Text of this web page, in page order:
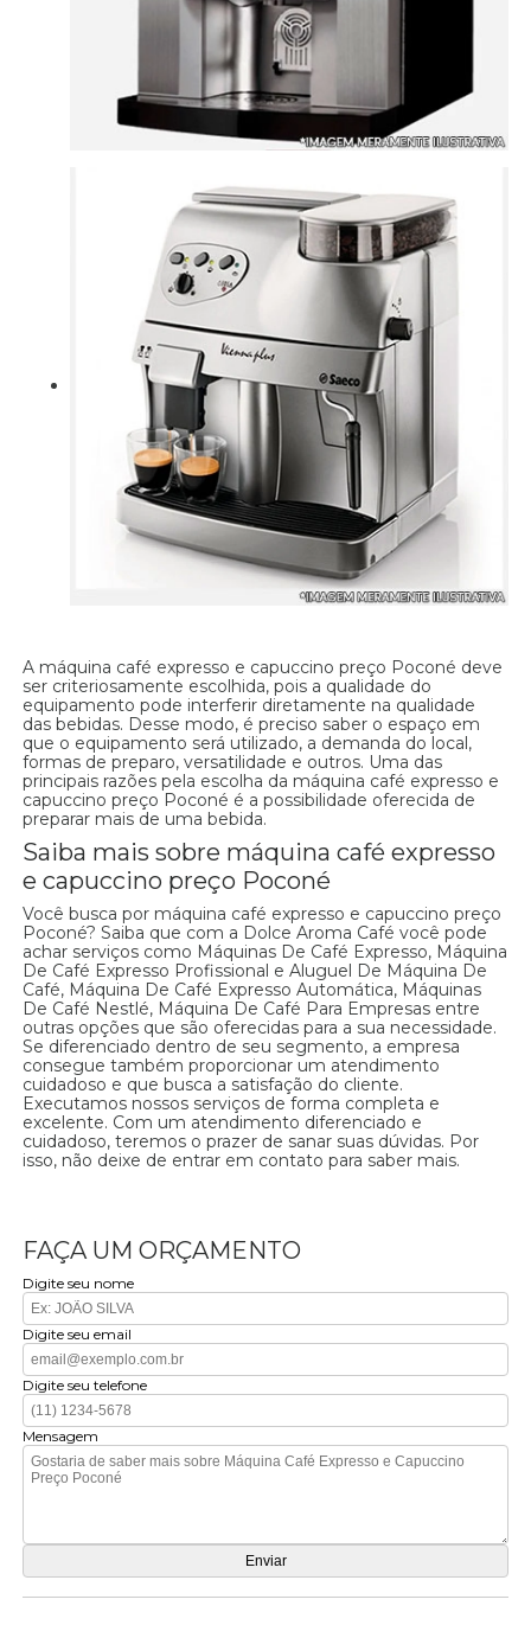
A máquina café expresso e capuccino preço Poconé deve
ser criteriosamente escolhida, pois a qualidade do
equipamento pode interferir diretamente na qualidade
das bebidas. Desse modo, é preciso saber o espaço em
que o equipamento será utilizado, a demanda do local,
formas de preparo, versatilidade e outros. Uma das
principais razões pela escolha da máquina café expresso e
capuccino preço Poconé é a possibilidade oferecida de
preparar mais de uma bebida.
Saiba mais sobre máquina café expresso
e capuccino preço Poconé
Você busca por máquina café expresso e capuccino preço
Poconé? Saiba que com a Dolce Aroma Café você pode
achar serviços como Máquinas De Café Expresso, Máquina
De Café Expresso Profissional e Aluguel De Máquina De
Café, Máquina De Café Expresso Automática, Máquinas
De Café Nestlé, Máquina De Café Para Empresas entre
outras opções que são oferecidas para a sua necessidade.
Se diferenciado dentro de seu segmento, a empresa
consegue também proporcionar um atendimento
cuidadoso e que busca a satisfação do cliente.
Executamos nossos serviços de forma completa e
excelente. Com um atendimento diferenciado e
cuidadoso, teremos o prazer de sanar suas dúvidas. Por
isso, não deixe de entrar em contato para saber mais.
FAÇA UM ORÇAMENTO
Digite seu nome
Digite seu email
Digite seu telefone
Mensagem